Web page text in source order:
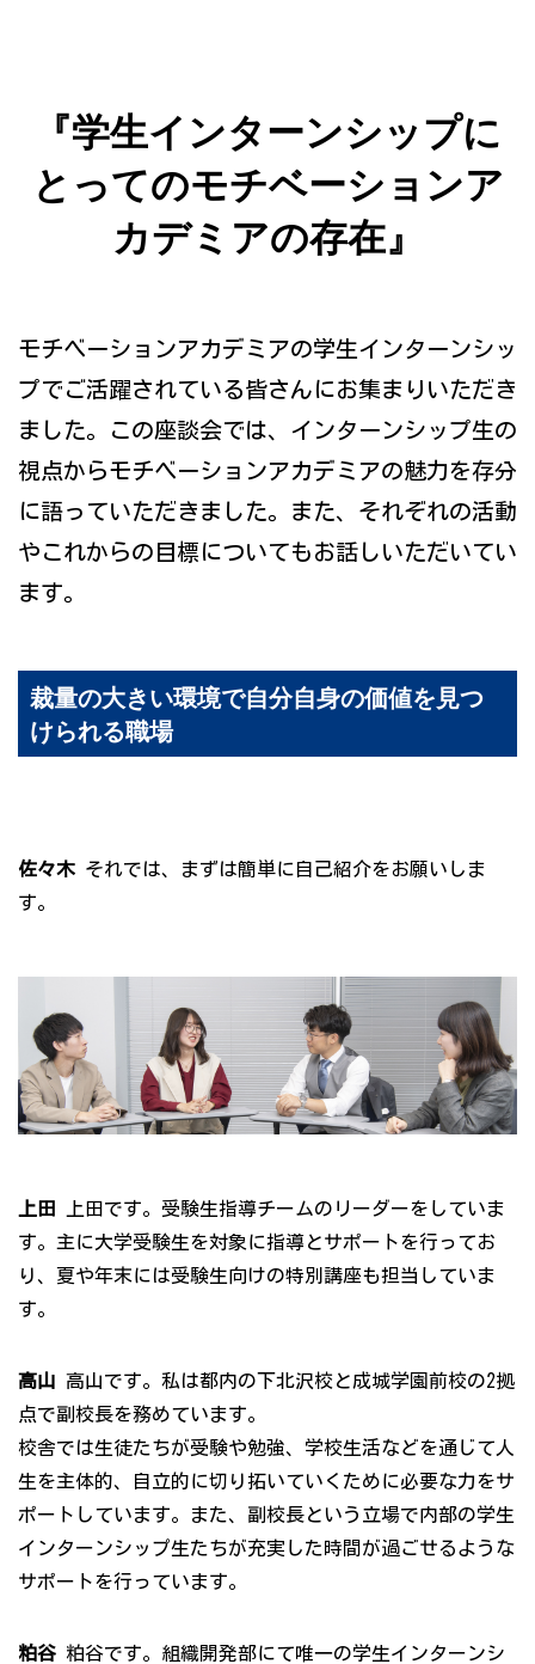
『学生インターンシップに
とってのモチベーションア
カデミアの存在』
モチベーションアカデミアの学生インターンシッ
プでご活躍されている皆さんにお集まりいただき
ました。この座談会では、インターンシップ生の
視点からモチベーションアカデミアの魅力を存分
に語っていただきました。また、それぞれの活動
やこれからの目標についてもお話しいただいてい
ます。
裁量の大きい環境で自分自身の価値を見つ
けられる職場
佐々木 それでは、まずは簡単に自己紹介をお願いしま
す。
上田
上田です。受験生指導チームのリーダーをしていま
す。主に大学受験生を対象に指導とサポートを行ってお
り、夏や年末には受験生向けの特別講座も担当していま
す。
高山 高山です。私は都内の下北沢校と成城学園前校の2拠
点で副校長を務めています。
校舎では生徒たちが受験や勉強、学校生活などを通じて人
生を主体的、自立的に切り拓いていくために必要な力をサ
ポートしています。また、副校長という立場で内部の学生
インターンシップ生たちが充実した時間が過ごせるような
サポートを行っています。
粕谷 粕谷です。組織開発部にて唯一の学生インターンシ